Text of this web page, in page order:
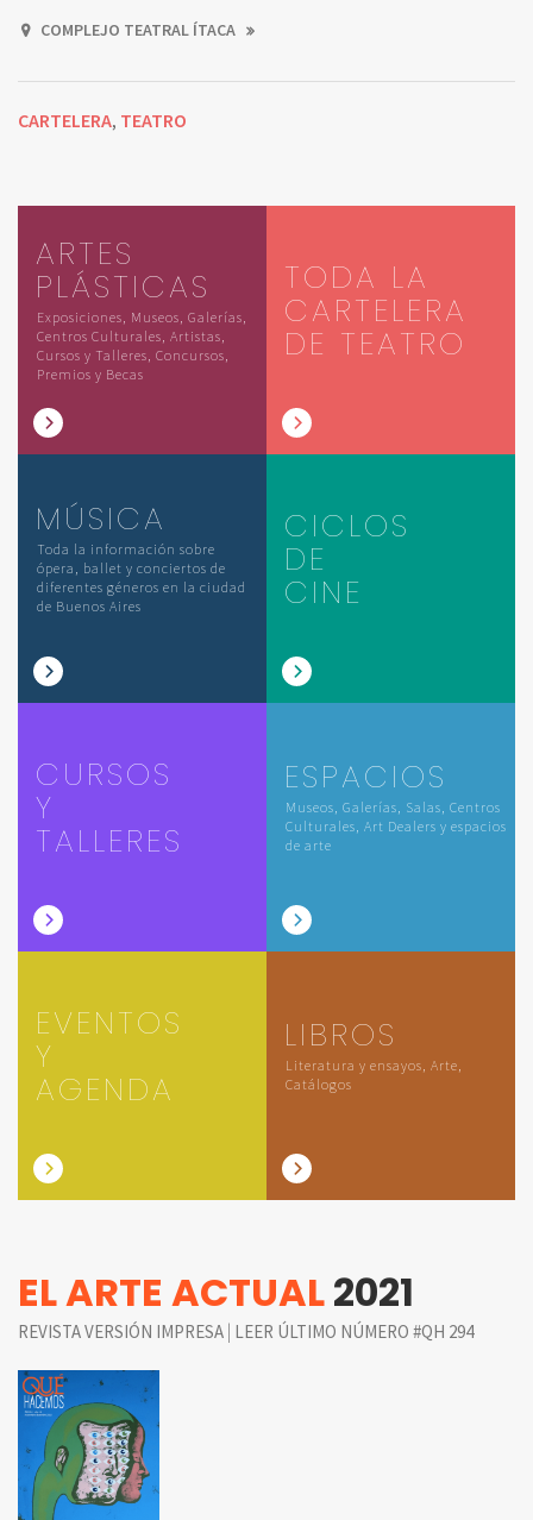
COMPLEJO TEATRAL ÍTACA
CARTELERA, TEATRO
ARTES
PLÁSTICAS
Exposiciones, Museos, Galerías,
Centros Culturales, Artistas,
Cursos y Talleres, Concursos,
Premios y Becas
TODA LA
CARTELERA
DE TEATRO
MÚSICA
Toda la información sobre
ópera, ballet y conciertos de
diferentes géneros en la ciudad
de Buenos Aires
CICLOS
DE
CINE
CURSOS
Y
TALLERES
ESPACIOS
Museos, Galerías, Salas, Centros
Culturales, Art Dealers y espacios
de arte
EVENTOS
Y
AGENDA
LIBROS
Literatura y ensayos, Arte,
Catálogos
EL ARTE ACTUAL2021
REVISTA VERSIÓN IMPRESA | LEER ÚLTIMO NÚMERO #QH 294